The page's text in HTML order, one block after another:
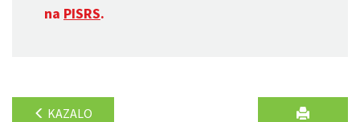
na PISRS.
KAZALO